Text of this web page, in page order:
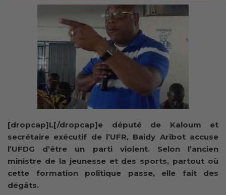
[dropcap]L[/dropcap]e député de Kaloum et
secrétaire exécutif de l’UFR, Baidy Aribot accuse
l’UFDG d’être un parti violent. Selon l’ancien
ministre de la jeunesse et des sports, partout où
cette formation politique passe, elle fait des
dégâts.